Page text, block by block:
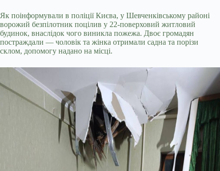
Як поінформували в поліції Києва, у Шевченківському районі
ворожий безпілотник поцілив у 22-поверховий житловий
будинок, внаслідок чого виникла пожежа. Двоє громадян
постраждали — чоловік та жінка отримали садна та порізи
склом, допомогу надано на місці.